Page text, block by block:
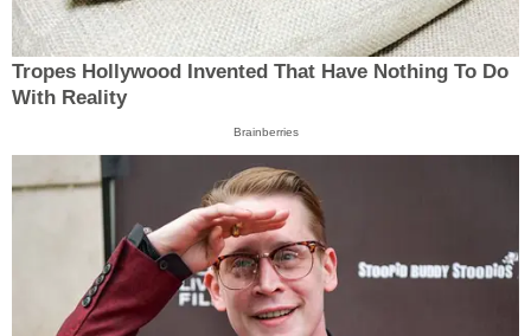
Tropes Hollywood Invented That Have Nothing To Do
With Reality
Brainberries